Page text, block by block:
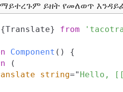
ይዘት የመለወጥ
{Translate} from
Component ( )
{
(
string=" Hello,